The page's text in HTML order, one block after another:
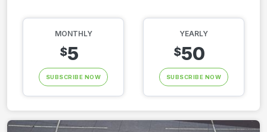
MONTHLY
$5
SUBSCRIBE NOW
YEARLY
$50
SUBSCRIBE NOW